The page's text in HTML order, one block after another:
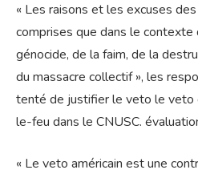
« Les raisons et les excuses
comprises que dans le
génocide, de la faim, de la
du massacre collectif », les
tenté de justifier le veto le veto
le-feu dans le CNUSC.
« Le veto américain est une